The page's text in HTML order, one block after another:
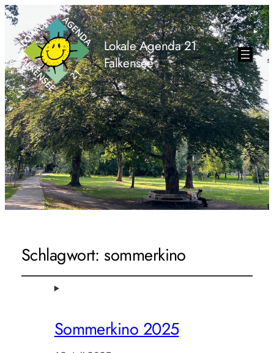
Lokale Agenda 21
Falkensee
Schlagwort: sommerkino
Sommerkino 2025